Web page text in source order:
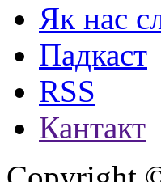
Як нас
Падкаст
RSS
Кантакт